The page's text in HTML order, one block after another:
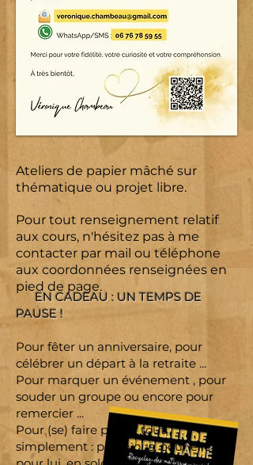
Ateliers de papier mâché sur
thématique ou projet libre.
Pour tout renseignement relatif
aux cours, n'hésitez pas à me
contacter par mail ou téléphone
aux coordonnées renseignées en
pied de page.
EN CADEAU : UN TEMPS DE
PAUSE !
Pour fêter un anniversaire, pour
célébrer un départ à la retraite ...
Pour marquer un événement , pour
souder un groupe ou encore pour
remercier ...
Pour (se) faire plaisir, tout
simplement : pour vous, pour elle,